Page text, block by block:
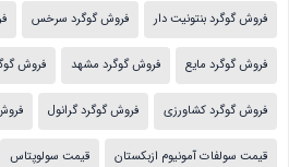
فروش گوگرد بنتونیت دار فروش گوگرد سرخس
فروش گوگرد مایع فروش گوگرد مشهد فروش
فروش گوگرد کشاورزی فروش گوگرد گرانول
قیمت سولفات آمونیوم ازبکستان قیمت سولوپتاس